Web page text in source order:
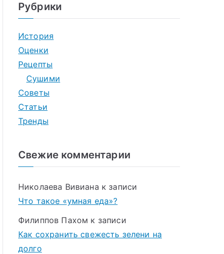
Рубрики
История
Оценки
Рецепты
Сушими
Советы
Статьи
Тренды
Свежие комментарии
Николаева Вивиана к записи
Что такое «умная еда»?
Филиппов Пахом к записи
Как сохранить свежесть зелени на
долго